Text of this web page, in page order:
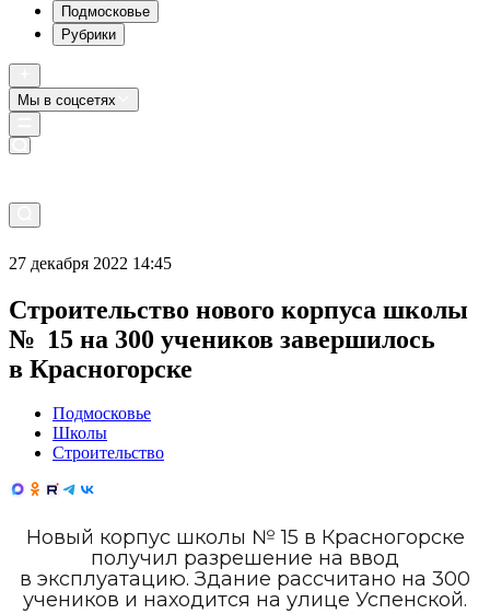
Подмосковье
Рубрики
Мы в соцсетях
27 декабря 2022 14:45
Строительство нового корпуса школы
№ 15 на 300 учеников завершилось
в Красногорске
Подмосковье
Школы
Строительство
Новый корпус школы № 15 в Красногорске
получил разрешение на ввод
в эксплуатацию. Здание рассчитано на 300
учеников и находится на улице Успенской.